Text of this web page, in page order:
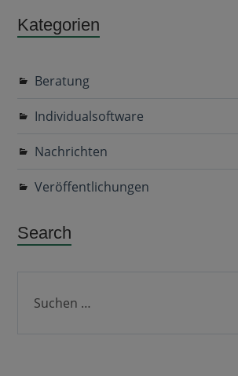
Kategorien
Beratung
Individualsoftware
Nachrichten
Veröffentlichungen
Search
nach: